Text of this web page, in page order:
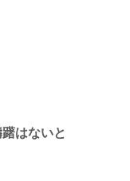
はないと